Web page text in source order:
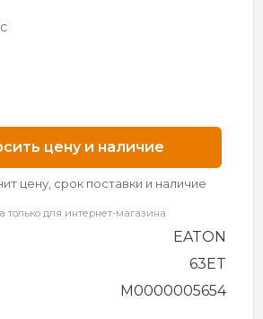
цену и наличие
цену, срок поставки и наличие
только для интернет-магазина
EATON
63ET
M0000005654